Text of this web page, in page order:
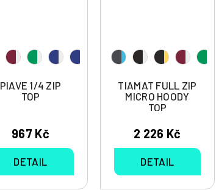
PIAVE 1/4 ZIP
TOP
967 Kč
DETAIL
TIAMAT FULL ZIP
MICRO HOODY
TOP
2 226 Kč
DETAIL